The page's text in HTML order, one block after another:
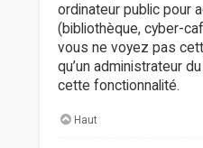
ordinateur public pour
(bibliothèque, cyber-
vous ne voyez pas
qu’un administrateur
cette fonctionnalité.
Haut